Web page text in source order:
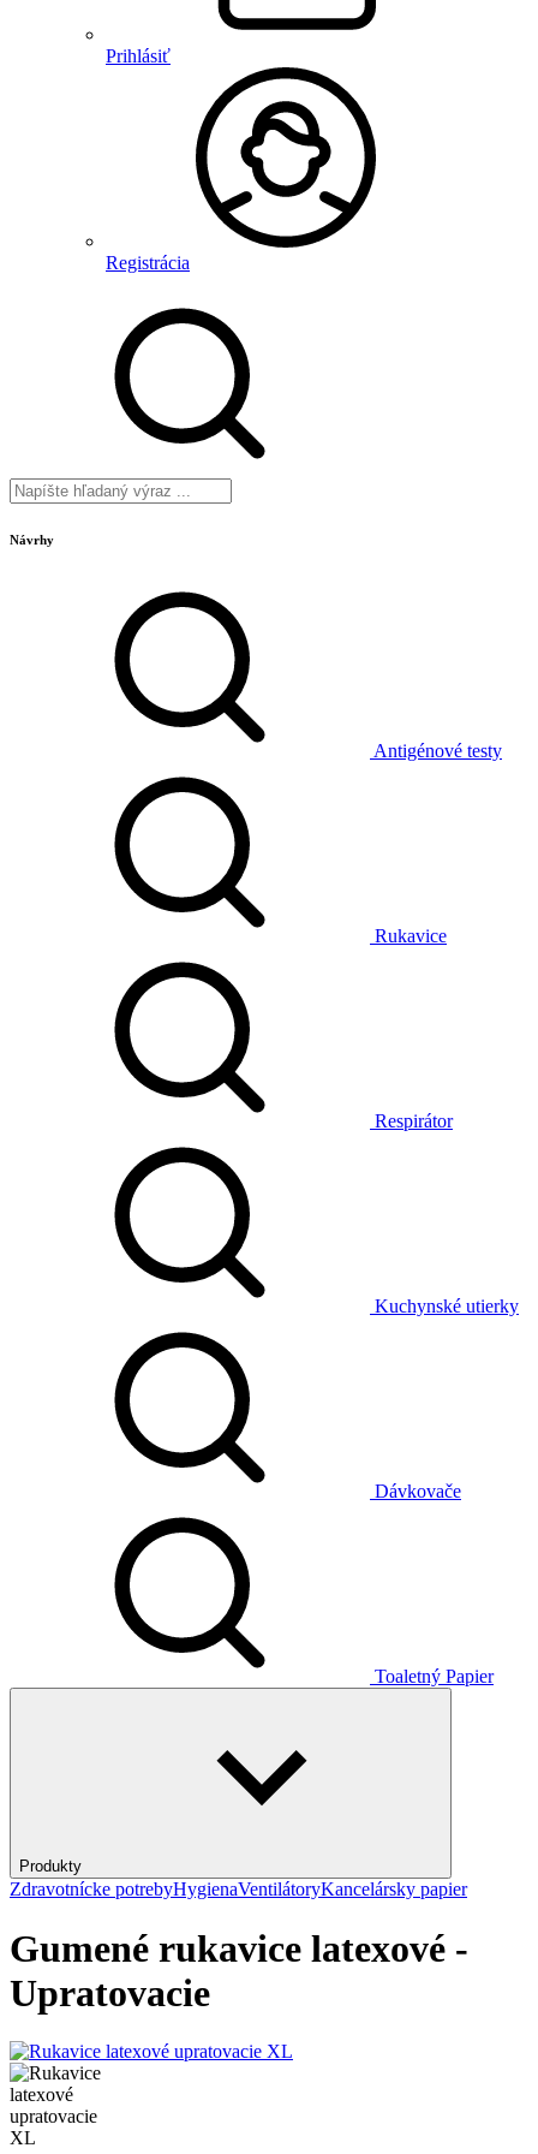
Prihlásiť
Registrácia
Návrhy
Antigénové testy
Rukavice
Respirátor
Kuchynské utierky
Dávkovače
Toaletný Papier
Produkty
Zdravotnícke potrebyHygienaVentilátoryKancelársky papier
Gumené rukavice latexové -
Upratovacie